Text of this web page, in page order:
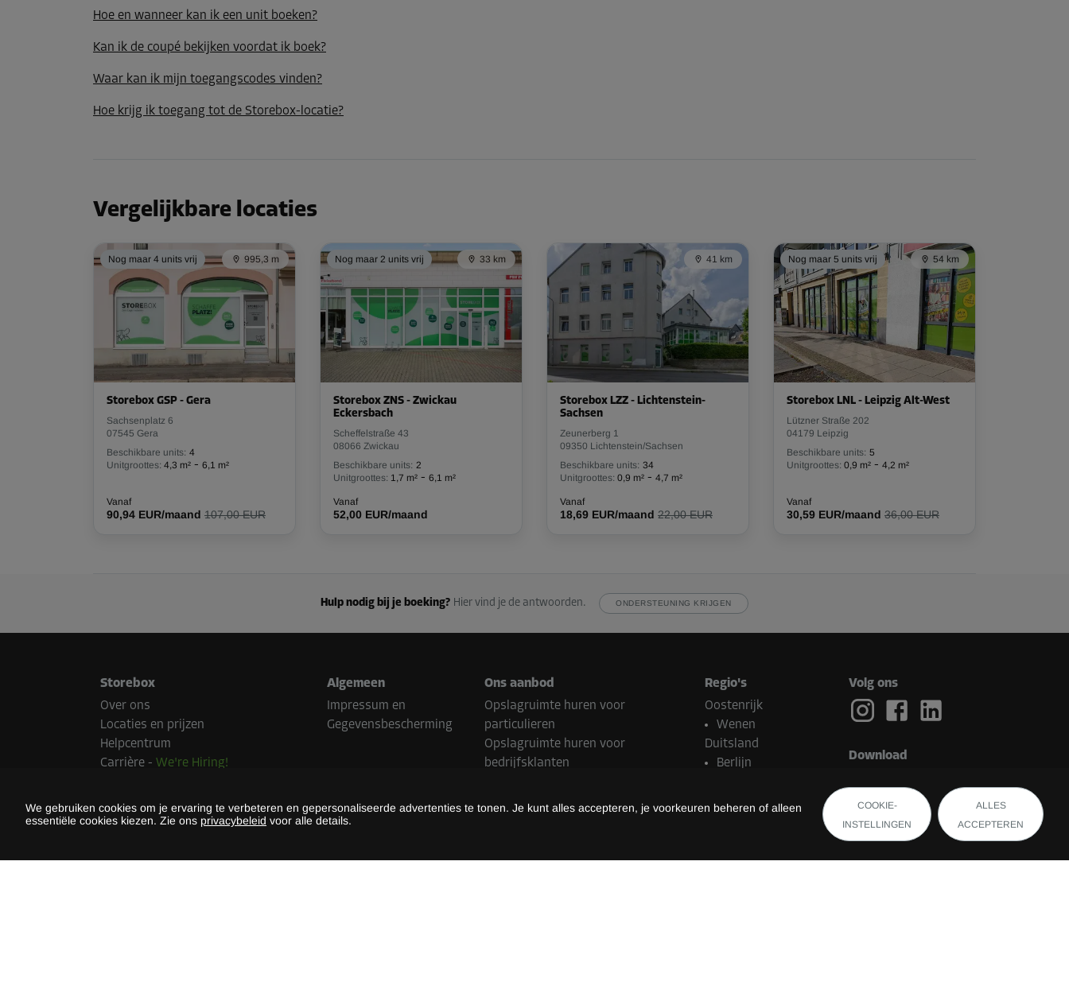
We gebruiken cookies om je ervaring te verbeteren en gepersonaliseerde advertenties te tonen. Je kunt alles accepteren, je voorkeuren beheren of alleen
essentiële cookies kiezen. Zie ons privacybeleid voor alle details.
COOKIE-
INSTELLINGEN
ALLES
ACCEPTEREN
Hoe en wanneer kan ik een unit boeken?
Kan ik de coupé bekijken voordat ik boek?
Waar kan ik mijn toegangscodes vinden?
Hoe krijg ik toegang tot de Storebox-locatie?
Vergelijkbare locaties
Nog maar 4 units vrij 995,3 m
Storebox GSP - Gera
Sachsenplatz 6
07545 Gera
Beschikbare units: 4
Unitgroottes: 4,3 m² - 6,1 m²
Vanaf
90,94 EUR/maand 107,00 EUR
Nog maar 2 units vrij 33 km
Storebox ZNS - Zwickau
Eckersbach
Scheffelstraße 43
08066 Zwickau
Beschikbare units: 2
Unitgroottes: 1,7 m² - 6,1 m²
Vanaf
52,00 EUR/maand
41 km
Storebox LZZ - Lichtenstein-
Sachsen
Zeunerberg 1
09350 Lichtenstein/Sachsen
Beschikbare units: 34
Unitgroottes: 0,9 m² - 4,7 m²
Vanaf
18,69 EUR/maand 22,00 EUR
Nog maar 5 units vrij 54 km
Storebox LNL - Leipzig Alt-West
Lützner Straße 202
04179 Leipzig
Beschikbare units: 5
Unitgroottes: 0,9 m² - 4,2 m²
Vanaf
30,59 EUR/maand 36,00 EUR
Hulp nodig bij je boeking? Hier vind je de antwoorden. ONDERSTEUNING KRIJGEN
Storebox
Over ons
Locaties en prijzen
Helpcentrum
Carrière - We're Hiring!
Duurzaamheid
Algemeen
Impressum en
Gegevensbescherming
Ons aanbod
Opslagruimte huren voor
particulieren
Opslagruimte huren voor
bedrijfsklanten
Onroerend goed Contact
Regio's
Oostenrijk
Wenen
Duitsland
Berlijn
Eindhoven
Zwitserland
Volg ons
Download